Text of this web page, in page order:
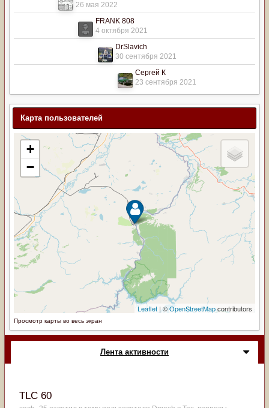
26 мая 2022
FRANK 808
4 октября 2021
DrSlavich
30 сентября 2021
Сергей К
23 сентября 2021
Карта пользователей
Просмотр карты во весь экран
Лента активности
TLC 60